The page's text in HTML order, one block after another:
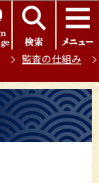
監査の仕組み